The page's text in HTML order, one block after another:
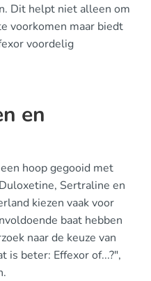
Dit helpt niet alleen om
voorkomen maar biedt
voordelig
en
hoop gegooid met
Sertraline en
kiezen vaak voor
baat hebben
naar de keuze van
is beter: Effexor of...?",